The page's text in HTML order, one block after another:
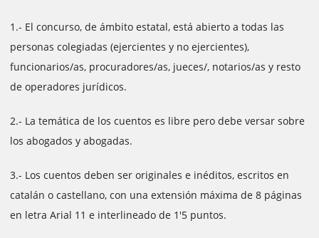
1.- El concurso, de ámbito estatal, está abierto a todas las
personas colegiadas (ejercientes y no ejercientes),
funcionarios/as, procuradores/as, jueces/, notarios/as y resto
de operadores jurídicos.
2.- La temática de los cuentos es libre pero debe versar sobre
los abogados y abogadas.
3.- Los cuentos deben ser originales e inéditos, escritos en
catalán o castellano, con una extensión máxima de 8 páginas
en letra Arial 11 e interlineado de 1'5 puntos.